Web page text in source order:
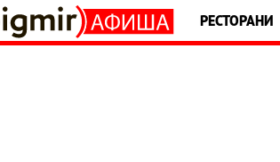
РЕСТОРАНИ